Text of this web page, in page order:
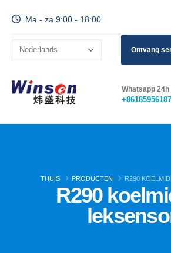
Ma - za 9:00 - 18:00
Ontvang
Whatsapp
THUIS PRODUCTEN R290
R290